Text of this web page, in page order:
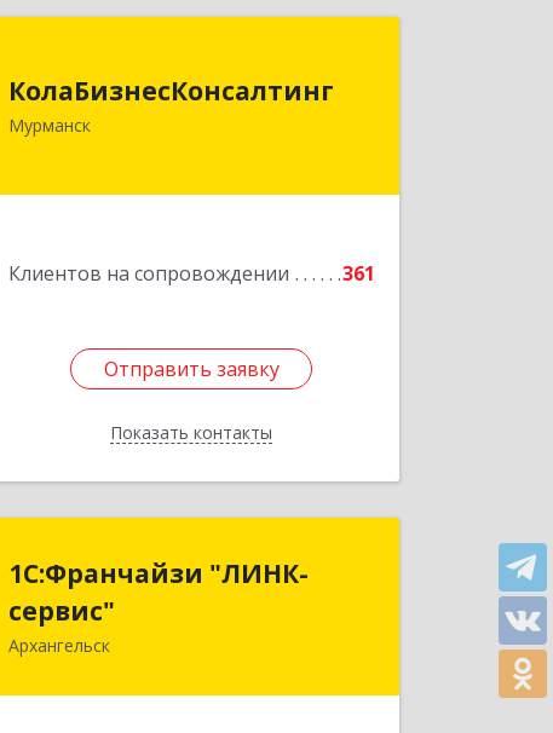
КолаБизнесКонсалтинг
Мурманск
Клиентов на сопровождении 361
Отправить заявку
Показать контакты
Подробнее
Отправить заявку
Назад
1С:Франчайзи "ЛИНК-
сервис"
Архангельск
1С:Франчайзи "ЛИНК-
сервис"